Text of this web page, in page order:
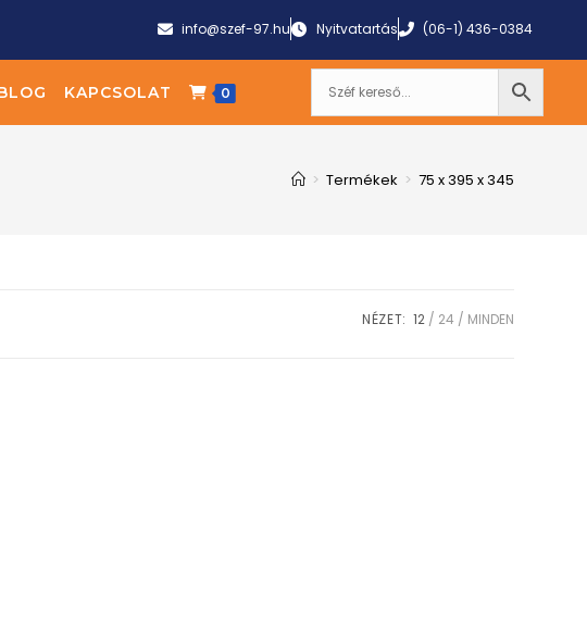
info@szef-97.hu Nyitvatartás (06-1) 436-0384
KAPCSOLAT 0
> Termékek > 75 x 395 x 345
NÉZET: 12 24 MINDEN